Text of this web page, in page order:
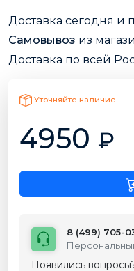
Доставка сегодня и
Самовывоз из
Доставка по всей
Уточняйте наличие
4950 ₽
8 (499) 705-
Появились